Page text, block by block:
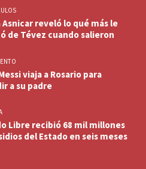
Asnicar reveló lo qué más le
de Tévez cuando salieron
viaja a Rosario para
a su padre
Libre recibió 68 mil millones
del Estado en seis meses